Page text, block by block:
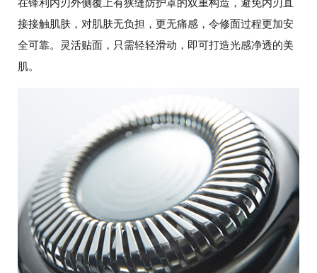
在锋利内刃外侧覆上有狭缝防护罩的双重构造，避免内刃直
接接触肌肤，对肌肤无负担，更无痛感，令修面过程更加安
全可靠。灵活贴面，只需轻轻滑动，即可打造光感净透的美
肌。